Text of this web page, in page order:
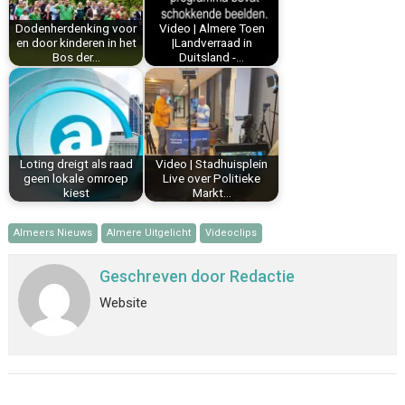
k
s
t
n
p
Dodenherdenking voor
en door kinderen in het
Bos der…
Video | Almere Toen
|Landverraad in
Duitsland -…
Loting dreigt als raad
geen lokale omroep
kiest
Video | Stadhuisplein
Live over Politieke
Markt…
Almeers Nieuws Almere Uitgelicht Videoclips
Geschreven door Redactie
Website